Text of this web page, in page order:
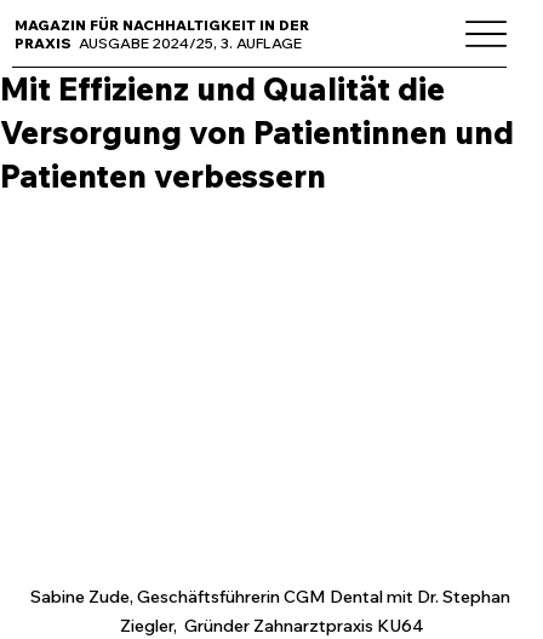
MAGAZIN FÜR NACHHALTIGKEIT IN DER
PRAXISAUSGABE 2024/25, 3. AUFLAGE
Mit Effizienz und Qualität die
Versorgung von Patientinnen und
Patienten verbessern
Sabine Zude, Geschäftsführerin CGM Dental mit Dr. Stephan
Ziegler,  Gründer Zahnarztpraxis KU64